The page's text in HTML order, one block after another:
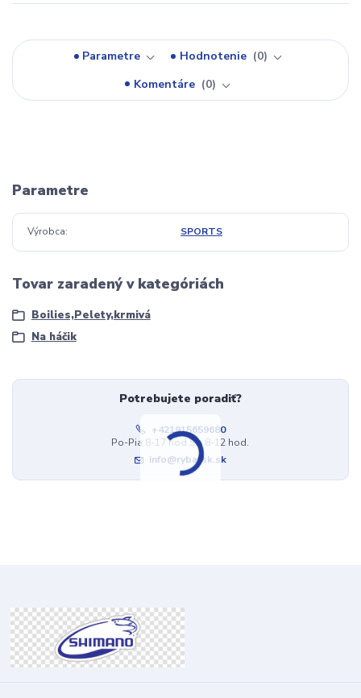
Parametre Hodnotenie
0
Komentáre
0
Parametre
Výrobca SPORTS
Tovar zaradený v kategóriách
Boilies,Pelety,krmivá
Na háčik
Potrebujete poradiť?
+421915659680
Po-Pia 8-17 hod.So 8-12 hod.
info@rybarsk.sk